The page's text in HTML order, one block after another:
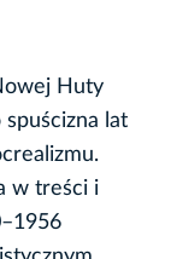
Huty
lat
w treści i